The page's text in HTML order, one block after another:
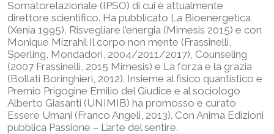
Somatorelazionale (IPSO) di cui è attualmente
direttore scientifico. Ha pubblicato La Bioenergetica
(Xenia 1995), Risvegliare l’energia (Mimesis 2015) e con
Monique Mizrahil Il corpo non mente (Frassinelli,
Sperling, Mondadori, 2004/2011/2017), Counseling
(2007 Frassinelli, 2015 Mimesis) e La forza e la grazia
(Bollati Boringhieri, 2012). Insieme al fisico quantistico e
Premio Prigogine Emilio del Giudice e al sociologo
Alberto Giasanti (UNIMIB) ha promosso e curato
Essere Umani (Franco Angeli, 2013). Con Anima Edizioni
pubblica Passione – L’arte del sentire.